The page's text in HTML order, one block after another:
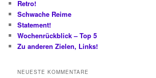
Retro!
Schwache Reime
Statement!
Wochenrückblick – Top 5
Zu anderen Zielen, Links!
NEUESTE KOMMENTARE